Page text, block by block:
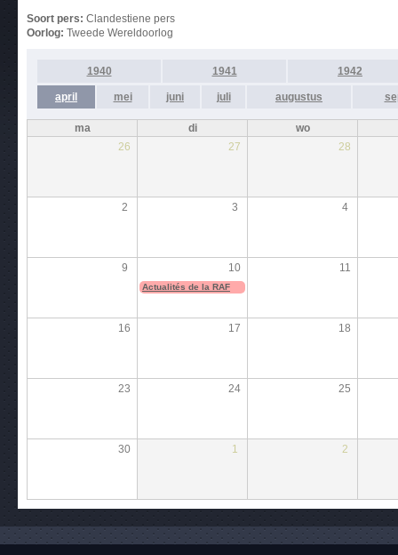
Soort pers: Clandestiene pers
Oorlog: Tweede Wereldoorlog
1940 1941 1942
april mei juni juli augustus
ma di
wo
26
27 28
2 3 4
9 10 11
Actualités de la RAF
16 17 18
23 24 25
30 1 2